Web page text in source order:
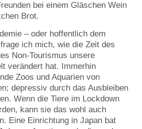
bei einem Gläschen Wein
Brot.
– oder hoffentlich dem
ich mich, wie die Zeit des
Non-Tourismus unsere
verändert hat. Immerhin
Zoos und Aquarien von
depressiv durch das Ausbleiben
Wenn die Tiere im Lockdown
kann sie das wohl auch
Eine Einrichtung in Japan bat